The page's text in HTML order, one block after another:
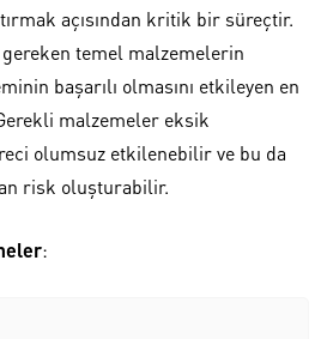
açısından kritik bir süreçtir.
temel malzemelerin
başarılı olmasını etkileyen en
malzemeler eksik
olumsuz etkilenebilir ve bu da
risk oluşturabilir.
: